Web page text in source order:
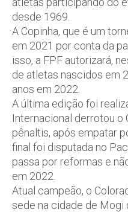
desde 1969.
A Copinha, que é um
em 2021 por conta da
isso, a FPF autorizará,
de atletas nascidos em
anos em 2022.
A última edição foi
Internacional derrotou o
pênaltis, após empatar
final foi disputada no
passa por reformas e
em 2022.
Atual campeão, o
sede na cidade de Mogi